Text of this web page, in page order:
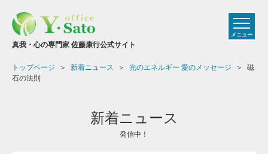
真我・心の専門家 佐藤康行公式サイト
メニュー
トップページ 新着ニュース 光のエネルギー 愛のメッセージ
磁
石の法則
新着ニュース
発信中！